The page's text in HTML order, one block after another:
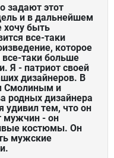
задают этот
и в дальнейшем
хочу быть
все-таки
которое
все-таки больше
Я - патриот своей
дизайнеров. В
Смолиным и
родных дизайнера
удивил тем, что он
мужчин - он
костюмы. Он
мужские